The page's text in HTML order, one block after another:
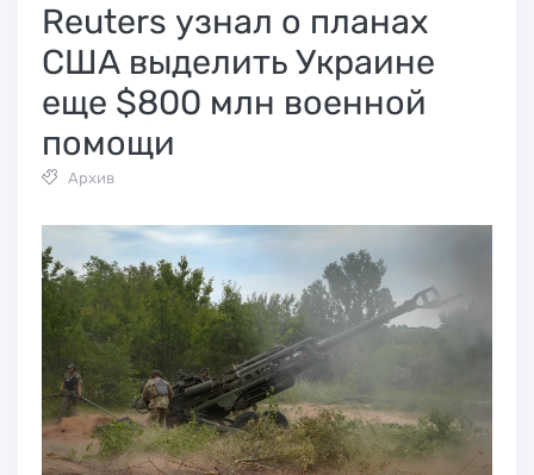
Reuters узнал о планах
США выделить Украине
еще $800 млн военной
помощи
Архив